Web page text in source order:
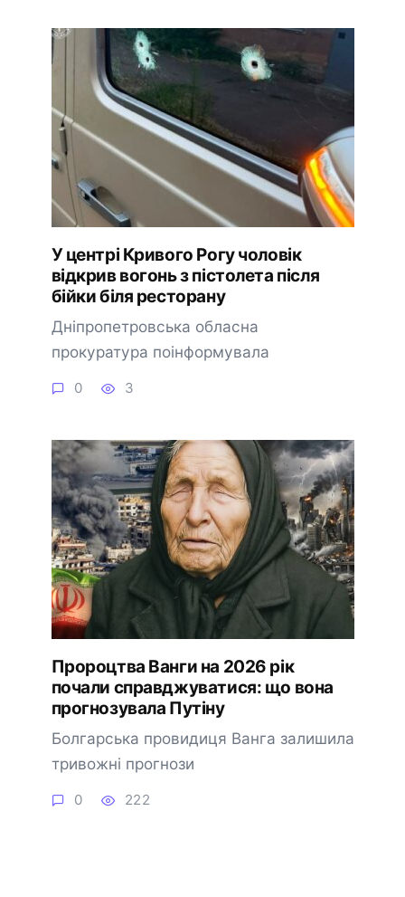
У центрі Кривого Рогу чоловік
відкрив вогонь з пістолета після
бійки біля ресторану
Дніпропетровська обласна
прокуратура поінформувала
0 3
Пророцтва Ванги на 2026 рік
почали справджуватися: що вона
прогнозувала Путіну
Болгарська провидиця Ванга залишила
тривожні прогнози
0 222